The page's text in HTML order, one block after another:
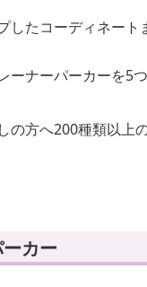
したコーディネー
ーナーパーカーを5
の方へ200種類以上
カー